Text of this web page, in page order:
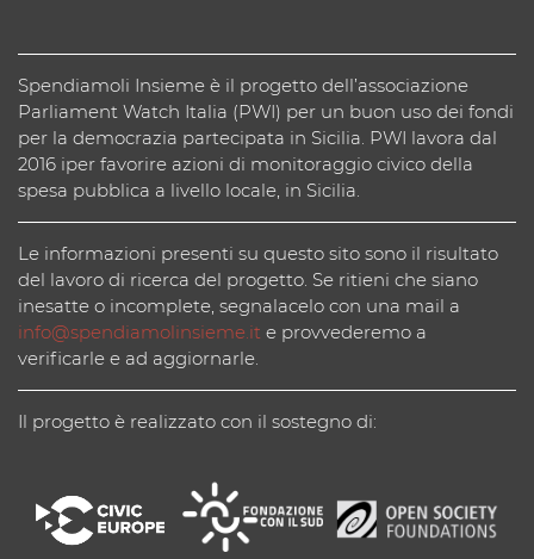
Spendiamoli Insieme è il progetto dell’associazione
Parliament Watch Italia (PWI) per un buon uso dei fondi
per la democrazia partecipata in Sicilia. PWI lavora dal
2016 iper favorire azioni di monitoraggio civico della
spesa pubblica a livello locale, in Sicilia.
Le informazioni presenti su questo sito sono il risultato
del lavoro di ricerca del progetto. Se ritieni che siano
inesatte o incomplete, segnalacelo con una mail a
info@spendiamolinsieme.it e provvederemo a
verificarle e ad aggiornarle.
Il progetto è realizzato con il sostegno di: